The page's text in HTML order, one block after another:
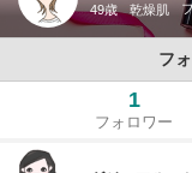
49歳 乾燥肌
フ
1
フォロワー